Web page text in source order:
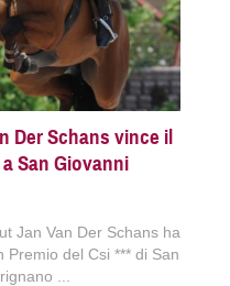
Der Schans vince il
San Giovanni
Jan Van Der Schans ha
Premio del Csi *** di San
...